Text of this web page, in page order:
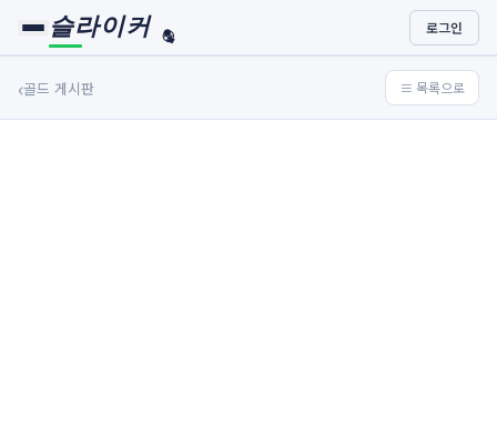
슬라이커 🏀
⚾ 로그인
‹골드 게시판 ≡ 목록으로